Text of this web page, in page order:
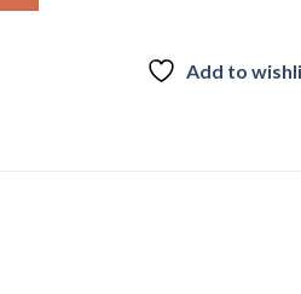
Add to